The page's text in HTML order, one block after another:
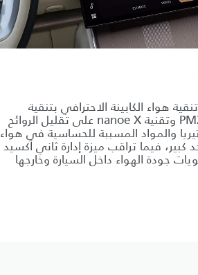
هواء الكابينة الاحترافي بتنقية
جسيمات PM2,5 وتقنية nanoe X على تقليل الروائح
والمواد المسببة للحساسية في هواء
كبير، فيما تراقب ميزة إدارة ثاني أكسيد
جودة الهواء داخل السيارة وخارجها